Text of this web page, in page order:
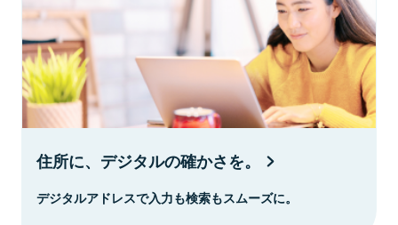
住所に、デジタルの確かさを。
デジタルアドレスで入力も検索もスムーズに。